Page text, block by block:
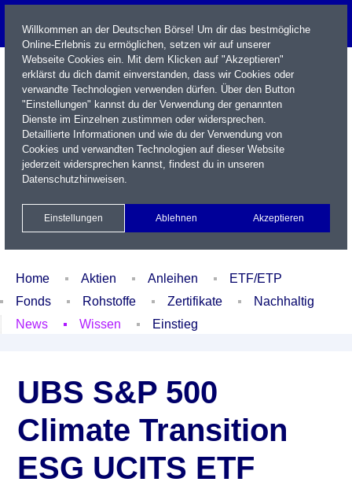
Name / WKN / ISIN / Kürzel
Xetra Realtime
Watchlist Portfolio Login
Home Aktien Anleihen
ETF/ETP
Fonds
Rohstoffe Zertifikate
Nachhaltig
News
Wissen Einstieg
UBS S&P 500
Climate Transition
ESG UCITS ETF
Willkommen an der Deutschen Börse! Um dir das bestmögliche
Online-Erlebnis zu ermöglichen, setzen wir auf unserer
Webseite Cookies ein. Mit dem Klicken auf "Akzeptieren"
erklärst du dich damit einverstanden, dass wir Cookies oder
verwandte Technologien verwenden dürfen. Über den Button
"Einstellungen" kannst du der Verwendung der genannten
Dienste im Einzelnen zustimmen oder widersprechen.
Detaillierte Informationen und wie du der Verwendung von
Cookies und verwandten Technologien auf dieser Website
jederzeit widersprechen kannst, findest du in unseren
Datenschutzhinweisen.
Einstellungen Ablehnen Akzeptieren